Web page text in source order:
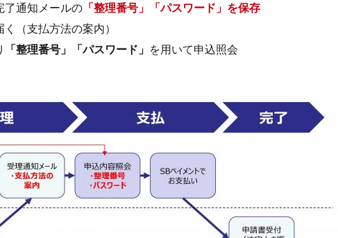
了通知メールの 「整理番号」「パスワード」を保存
（支払方法の案内）
「整理番号」「パスワード」 を用いて申込照会